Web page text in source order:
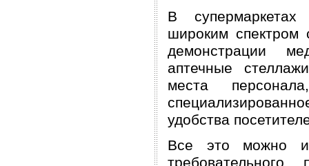
В супермаркетах
широким спектром
демонстрации
аптечные
места
удобства
Все это можно